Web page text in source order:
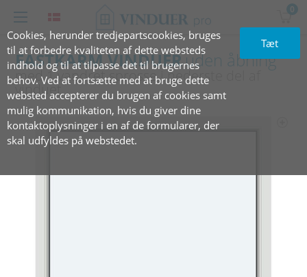
Cookies, herunder tredjepartscookies, bruges
til at forbedre kvaliteten af dette websteds
indhold og til at tilpasse det til brugernes
behov. Ved at fortsætte med at bruge dette
websted accepterer du brugen af cookies samt
mulig kommunikation, hvis du giver dine
kontaktoplysninger i en af de formularer, der
skal udfyldes på webstedet.
Tæt
0
FASTKARM VINDUERuden åbning
med 1 vandret sprosse i nederste del af
vinduet